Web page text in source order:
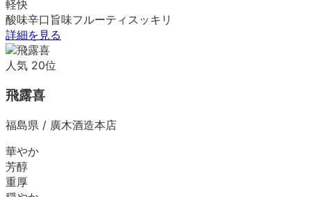
軽快
酸味辛口 旨味フルーティ スッキリ
詳細を見る
人気 20位
飛露喜
福島県 / 廣木酒造本店
華やか
芳醇
重厚